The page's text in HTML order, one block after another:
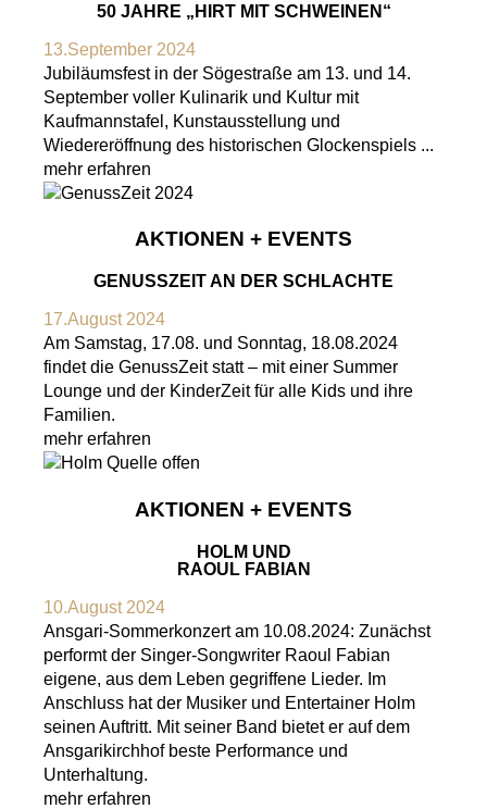
50 JAHRE „HIRT MIT SCHWEINEN“
13.September 2024
Jubiläumsfest in der Sögestraße am 13. und 14.
September voller Kulinarik und Kultur mit
Kaufmannstafel, Kunstausstellung und
Wiedereröffnung des historischen Glockenspiels ...
mehr erfahren
AKTIONEN + EVENTS
GENUSSZEIT AN DER SCHLACHTE
17.August 2024
Am Samstag, 17.08. und Sonntag, 18.08.2024
findet die GenussZeit statt – mit einer Summer
Lounge und der KinderZeit für alle Kids und ihre
Familien.
mehr erfahren
AKTIONEN + EVENTS
HOLM UND
RAOUL FABIAN
10.August 2024
Ansgari-Sommerkonzert am 10.08.2024: Zunächst
performt der Singer-Songwriter Raoul Fabian
eigene, aus dem Leben gegriffene Lieder. Im
Anschluss hat der Musiker und Entertainer Holm
seinen Auftritt. Mit seiner Band bietet er auf dem
Ansgarikirchhof beste Performance und
Unterhaltung.
mehr erfahren